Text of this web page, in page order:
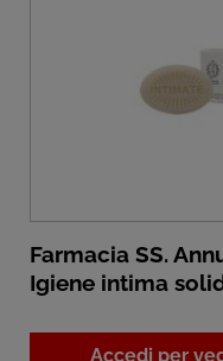
Farmacia SS.
Igiene intima
Accedi per